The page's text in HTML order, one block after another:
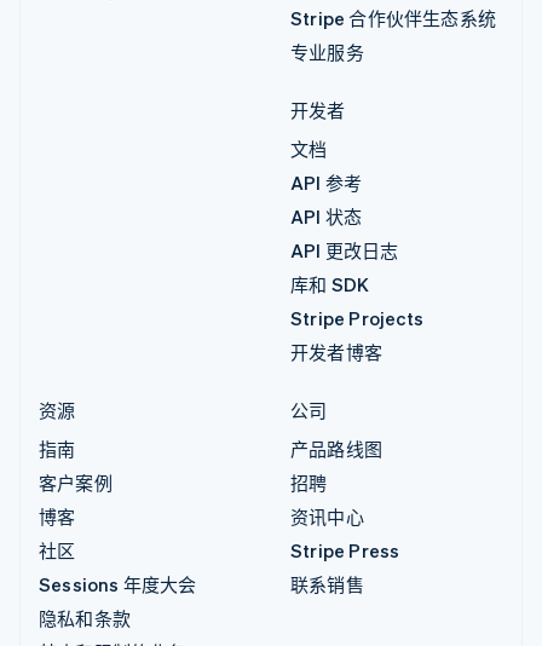
Stripe 合作伙伴生态系统
专业服务
开发者
文档
API 参考
API 状态
API 更改日志
库和 SDK
Stripe Projects
开发者博客
资源
指南
客户案例
博客
社区
Sessions 年度大会
隐私和条款
公司
产品路线图
招聘
资讯中心
Stripe Press
联系销售